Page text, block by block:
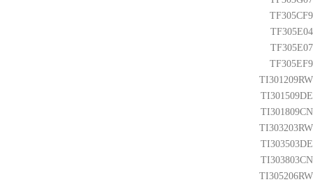
TF305CF9
TF305E04
TF305E07
TF305EF9
TI301209RW
TI301509DE
TI301809CN
TI303203RW
TI303503DE
TI303803CN
TI305206RW